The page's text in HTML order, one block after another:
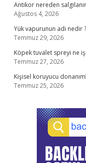
Antikor nereden
Ağustos 4, 2026
Yük vapurunun adı nedir ?
Temmuz 29, 2026
Köpek tuvalet spreyi ne
Temmuz 27, 2026
Kişisel koruyucu
Temmuz 25, 2026